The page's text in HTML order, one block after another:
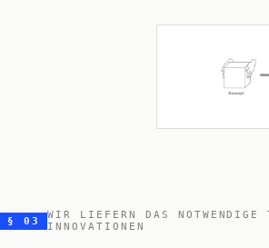
§ 03
WIR LIEFERN DAS NOTWENDIGE
INNOVATIONEN